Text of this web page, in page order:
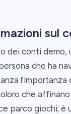
sul
dei conti
che ha
che
parco giochi; è